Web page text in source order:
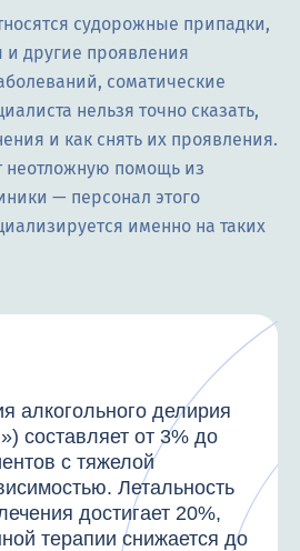
судорожные припадки,
другие проявления
соматические
нельзя точно сказать,
и как снять их проявления.
помощь из
— персонал этого
именно на таких
алкогольного делирия
составляет от 3% до
с тяжелой
Летальность
достигает 20%,
терапии снижается до